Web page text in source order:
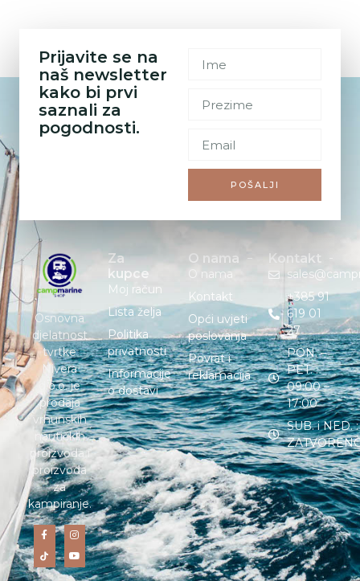
Prijavite se na
naš newsletter
kako bi prvi
saznali za
pogodnosti.
POŠALJI
Osnovna
djelatnost
tvrtke
Nivera
d.o.o. je
prodaja
vrhunskih
nautičkih
proizvoda i
proizvoda
za
kampiranje.
Za
kupce
Moj račun
Lista želja
Politika
privatnosti
Informacije
o dostavi
O nama
O nama
Kontakt
Opći uvjeti
poslovanja
Povrat i
reklamacija
Kontakt
+385 91
619 01
27
PON. –
PET. :
09:00 –
17:00
SUB. i NED. :